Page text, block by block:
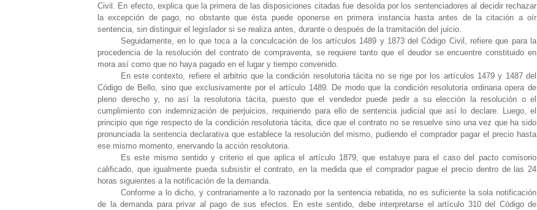
Civil. En efecto, explica que la primera de las disposiciones citadas fue desoída por los sentenciadores al decidir rechazar
la excepción de pago, no obstante que ésta puede oponerse en primera instancia hasta antes de la citación a oír
sentencia, sin distinguir el legislador si se realiza antes, durante o después de la tramitación del juicio.
Seguidamente, en lo que toca a la conculcación de los artículos 1489 y 1873 del Código Civil, refiere que para la
procedencia de la resolución del contrato de compraventa, se requiere tanto que el deudor se encuentre constituido en
mora así como que no haya pagado en el lugar y tiempo convenido.
En este contexto, refiere el arbitrio que la condición resolutoria tácita no se rige por los artículos 1479 y 1487 del
Código de Bello, sino que exclusivamente por el artículo 1489. De modo que la condición resolutoria ordinaria opera de
pleno derecho y, no así la resolutoria tácita, puesto que el vendedor puede pedir a su elección la resolución o el
cumplimiento con indemnización de perjuicios, requiriendo para ello de sentencia judicial que así lo declare. Luego, el
principio que rige respecto de la condición resolutoria tácita, dice que el contrato no se resuelve sino una vez que ha sido
pronunciada la sentencia declarativa que establece la resolución del mismo, pudiendo el comprador pagar el precio hasta
ese mismo momento, enervando la acción resolutoria.
Es este mismo sentido y criterio el que aplica el artículo 1879, que estatuye para el caso del pacto comisorio
calificado, que igualmente pueda subsistir el contrato, en la medida que el comprador pague el precio dentro de las 24
horas siguientes a la notificación de la demanda.
Conforme a lo dicho, y contrariamente a lo razonado por la sentencia rebatida, no es suficiente la sola notificación
de la demanda para privar al pago de sus efectos. En este sentido, debe interpretarse el artículo 310 del Código de